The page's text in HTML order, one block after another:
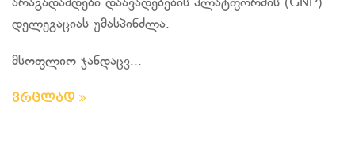
არაგადამდები დაავადებების პლატფორმის (GNP)
დელეგაციას უმასპინძლა.
მსოფლიო ჯანდაცვ...
ვრცლად